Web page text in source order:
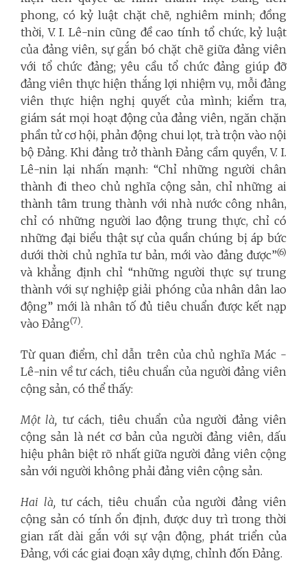
phong, có kỷ luật chặt chẽ, nghiêm minh; đồng
thời, V. I. Lê-nin cũng đề cao tính tổ chức, kỷ luật
của đảng viên, sự gắn bó chặt chẽ giữa đảng viên
với tổ chức đảng; yêu cầu tổ chức đảng giúp đỡ
đảng viên thực hiện thắng lợi nhiệm vụ, mỗi đảng
viên thực hiện nghị quyết của mình; kiểm tra,
giám sát mọi hoạt động của đảng viên, ngăn chặn
phần tử cơ hội, phản động chui lọt, trà trộn vào nội
bộ Đảng. Khi đảng trở thành Đảng cầm quyền, V. I.
Lê-nin lại nhấn mạnh: “Chỉ những người chân
thành đi theo chủ nghĩa cộng sản, chỉ những ai
thành tâm trung thành với nhà nước công nhân,
chỉ có những người lao động trung thực, chỉ có
những đại biểu thật sự của quần chúng bị áp bức
dưới thời chủ nghĩa tư bản, mới vào đảng được”(6)
và khẳng định chỉ “những người thực sự trung
thành với sự nghiệp giải phóng của nhân dân lao
động” mới là nhân tố đủ tiêu chuẩn được kết nạp
vào Đảng(7).
Từ quan điểm, chỉ dẫn trên của chủ nghĩa Mác -
Lê-nin về tư cách, tiêu chuẩn của người đảng viên
cộng sản, có thể thấy:
Một là, tư cách, tiêu chuẩn của người đảng viên
cộng sản là nét cơ bản của người đảng viên, dấu
hiệu phân biệt rõ nhất giữa người đảng viên cộng
sản với người không phải đảng viên cộng sản.
Hai là, tư cách, tiêu chuẩn của người đảng viên
cộng sản có tính ổn định, được duy trì trong thời
gian rất dài gắn với sự vận động, phát triển của
Đảng, với các giai đoạn xây dựng, chỉnh đốn Đảng.